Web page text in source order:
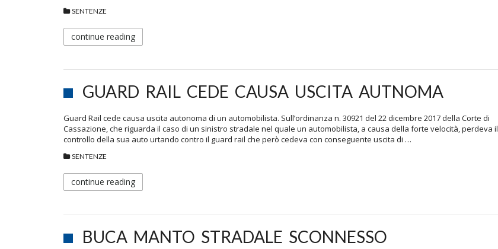
SENTENZE
continue reading
GUARD RAIL CEDE CAUSA USCITA AUTNOMA
Guard Rail cede causa uscita autonoma di un automobilista. Sull’ordinanza n. 30921 del 22 dicembre 2017 della Corte di
Cassazione, che riguarda il caso di un sinistro stradale nel quale un automobilista, a causa della forte velocità, perdeva il
controllo della sua auto urtando contro il guard rail che però cedeva con conseguente uscita di …
SENTENZE
continue reading
BUCA MANTO STRADALE SCONNESSO